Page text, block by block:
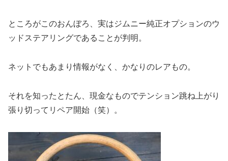
ところがこのおんぼろ、実はジムニー純正オプションのウ
ッドステアリングであることが判明。
ネットでもあまり情報がなく、かなりのレアもの。
それを知ったとたん、現金なものでテンション跳ね上がり
張り切ってリペア開始（笑）。